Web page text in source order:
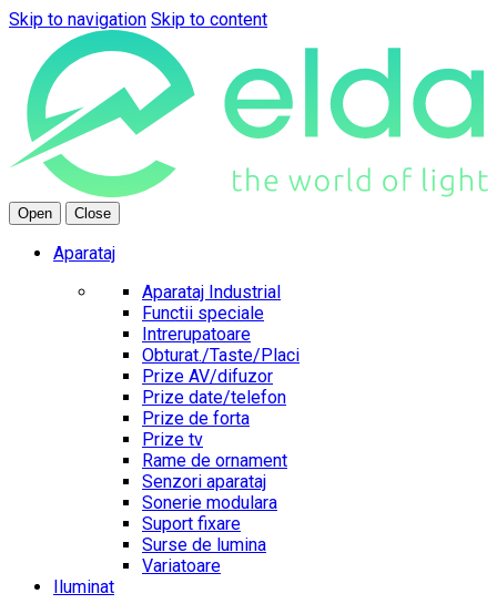
Skip to navigation Skip to content
Open Close
Aparataj
Aparataj Industrial
Functii speciale
Intrerupatoare
Obturat./Taste/Placi
Prize AV/difuzor
Prize date/telefon
Prize de forta
Prize tv
Rame de ornament
Senzori aparataj
Sonerie modulara
Suport fixare
Surse de lumina
Variatoare
Iluminat